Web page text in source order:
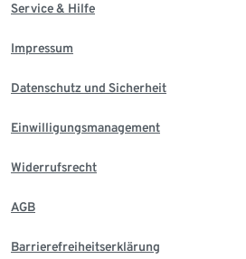
Service & Hilfe
Impressum
Datenschutz und Sicherheit
Einwilligungsmanagement
Widerrufsrecht
AGB
Barrierefreiheitserklärung